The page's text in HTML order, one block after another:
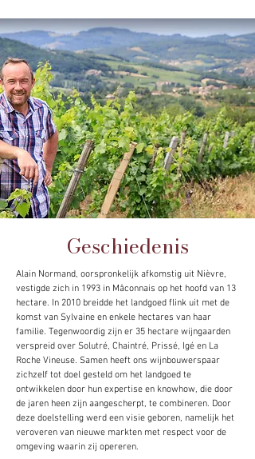
Geschiedenis
Alain Normand, oorspronkelijk afkomstig uit Nièvre,
vestigde zich in 1993 in Mâconnais op het hoofd van 13
hectare. In 2010 breidde het landgoed flink uit met de
komst van Sylvaine en enkele hectares van haar
familie. Tegenwoordig zijn er 35 hectare wijngaarden
verspreid over Solutré, Chaintré, Prissé, Igé en La
Roche Vineuse. Samen heeft ons wijnbouwerspaar
zichzelf tot doel gesteld om het landgoed te
ontwikkelen door hun expertise en knowhow, die door
de jaren heen zijn aangescherpt, te combineren. Door
deze doelstelling werd een visie geboren, namelijk het
veroveren van nieuwe markten met respect voor de
omgeving waarin zij opereren.